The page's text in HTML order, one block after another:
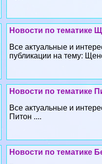
Новости по тематике
Все актуальные и
публикации на тему:
Новости по тематике
Все актуальные и
Питон ....
Новости по тематике